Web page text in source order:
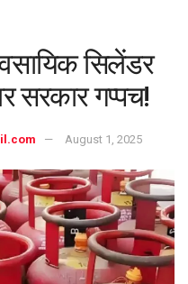
सिलेंडर
सरकार गप्पच!
August 1, 2025